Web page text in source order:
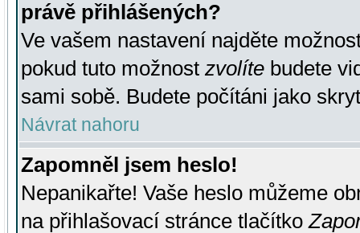
právě přihlášených?
Ve vašem nastavení najděte
pokud tuto možnost zvolíte budete
sami sobě. Budete počítáni jako
Návrat nahoru
Zapomněl jsem heslo!
Nepanikařte! Vaše heslo můžeme
na přihlašovací stránce tlačítko